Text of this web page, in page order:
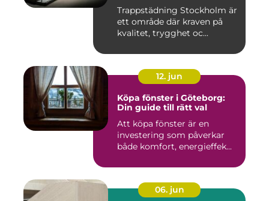
Trappstädning Stockholm är
ett område där kraven på
kvalitet, trygghet oc...
12. jun
Köpa fönster i Göteborg:
Din guide till rätt val
Att köpa fönster är en
investering som påverkar
både komfort, energieffek...
06. jun